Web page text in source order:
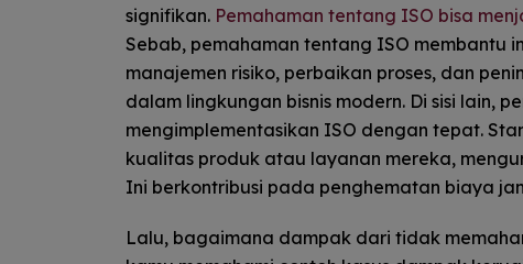
signifikan. Pemahaman tentang ISO bisa
Sebab, pemahaman tentang ISO membantu
manajemen risiko, perbaikan proses, dan
dalam lingkungan bisnis modern. Di sisi lain,
mengimplementasikan ISO dengan tepat.
kualitas produk atau layanan mereka,
Ini berkontribusi pada penghematan biaya
Lalu, bagaimana dampak dari tidak